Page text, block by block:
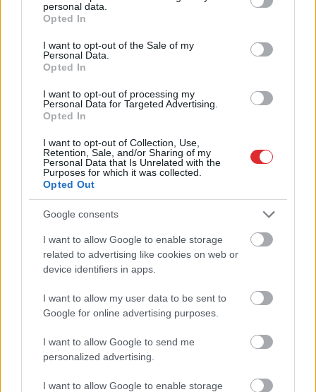
grant or deny consent to Google and its third-party tags to
use your data for below specified purposes in below Google
consent section.
personal data.
Opted In
I want to opt-out of the Sale of my
Personal Data.
Opted In
I want to opt-out of processing my
Personal Data for Targeted Advertising.
Opted In
I want to opt-out of Collection, Use,
Retention, Sale, and/or Sharing of my
Personal Data that Is Unrelated with the
Purposes for which it was collected.
Opted Out
Google consents
I want to allow Google to enable storage
related to advertising like cookies on web or
device identifiers in apps.
I want to allow my user data to be sent to
Google for online advertising purposes.
I want to allow Google to send me
personalized advertising.
I want to allow Google to enable storage
Šīm 3 zodiaka zīmēm
augusts būs īsts murgs – esi
gatavs jau tagad!
Atcelt Ziņot